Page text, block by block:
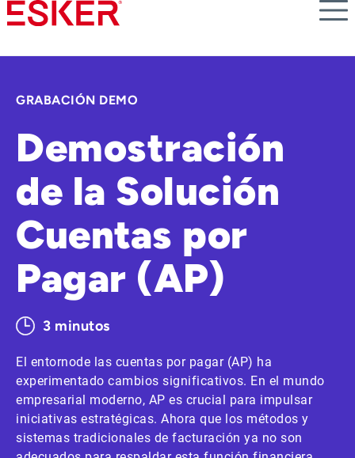
Skip
to
content
GRABACIÓN DEMO
Demostración
de la Solución
Cuentas por
Pagar (AP)
3 minutos
El entornode las cuentas por pagar (AP) ha
experimentado cambios significativos. En el mundo
empresarial moderno, AP es crucial para impulsar
iniciativas estratégicas. Ahora que los métodos y
sistemas tradicionales de facturación ya no son